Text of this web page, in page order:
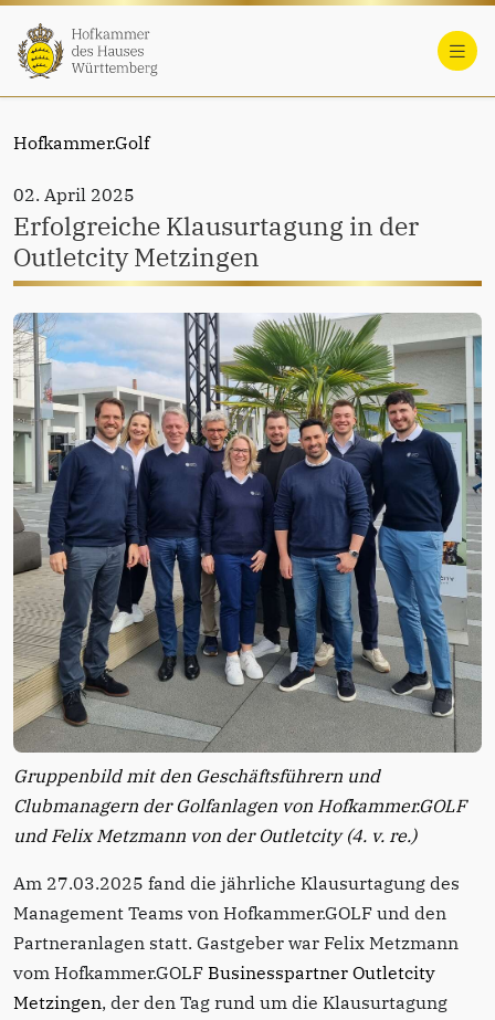
Hofkammer.Golf
02. April 2025
Erfolgreiche Klausurtagung in der
Outletcity Metzingen
Gruppenbild mit den Geschäftsführern und
Clubmanagern der Golfanlagen von Hofkammer.GOLF
und Felix Metzmann von der Outletcity (4. v. re.)
Am 27.03.2025 fand die jährliche Klausurtagung des
Management Teams von Hofkammer.GOLF und den
Partneranlagen statt. Gastgeber war Felix Metzmann
vom Hofkammer.GOLF Businesspartner Outletcity
Metzingen, der den Tag rund um die Klausurtagung